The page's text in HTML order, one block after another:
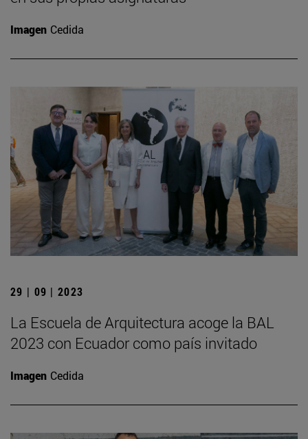
Imagen Cedida
29 | 09 | 2023
La Escuela de Arquitectura acoge la BAL
2023 con Ecuador como país invitado
Imagen Cedida